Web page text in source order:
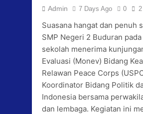
Admin 7 Days Ago 0
Suasana hangat dan penuh
SMP Negeri 2 Buduran
sekolah menerima
Evaluasi (Monev) Bidang
Relawan Peace Corps
Koordinator Bidang Politik
Indonesia bersama
dan lembaga. Kegiatan ini